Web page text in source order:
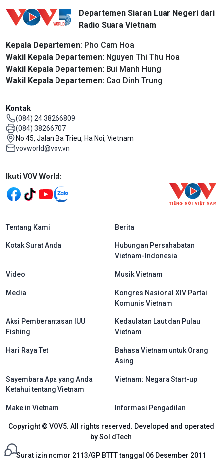
Departemen Siaran Luar Negeri dari
Radio Suara Vietnam
Kepala Departemen: Pho Cam Hoa
Wakil Kepala Departemen: Nguyen Thi Thu Hoa
Wakil Kepala Departemen: Bui Manh Hung
Wakil Kepala Departemen: Cao Dinh Trung
Kontak
(084) 24 38266809
(084) 38266707
No 45, Jalan Ba Trieu, Ha Noi, Vietnam
vovworld@vov.vn
Mạng xã hội
Ikuti VOV World:
menu footer tiếng Indo
Tentang Kami Berita
Kotak Surat Anda
Hubungan Persahabatan
Vietnam-Indonesia
Video Musik Vietnam
Media
Kongres Nasional XIV Partai
Komunis Vietnam
Aksi Pemberantasan IUU
Fishing
Kedaulatan Laut dan Pulau
Vietnam
Hari Raya Tet
Bahasa Vietnam untuk Orang
Asing
Sayembara Apa yang Anda
Ketahui tentang Vietnam
Vietnam: Negara Start-up
Make in Vietnam Informasi Pengadilan
Copyright © VOV5. All rights reserved. Developed and operated
by SolidTech
Surat izin nomor 2113/GP BTTT tanggal 06 Desember 2011